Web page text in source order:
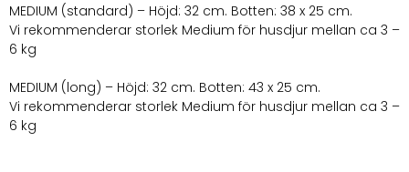
MEDIUM (standard) – Höjd: 32 cm. Botten: 38 x 25 cm.
Vi rekommenderar storlek Medium för husdjur mellan ca 3 –
6 kg
MEDIUM (long) – Höjd: 32 cm. Botten: 43 x 25 cm.
Vi rekommenderar storlek Medium för husdjur mellan ca 3 –
6 kg